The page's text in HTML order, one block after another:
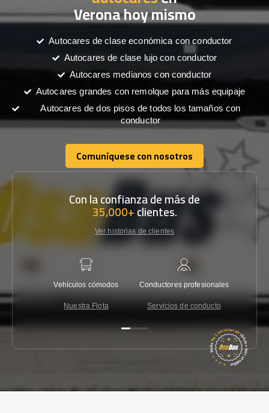
Verona hoy mismo
Autocares de clase económica con conductor
Autocares de clase lujo con conductor
Autocares medianos con conductor
Autocares grandes con remolque para más equipaje
Autocares de dos pisos de todos los tamaños con
conductor
Comuníquese con nosotros
Comuníquese con nosotros
Con la confianza de más de
35,000+clientes.
Ver historias de clientes
Vehículos cómodos
Nuestra Flota
Conductores profesionales
Servicios de conducto